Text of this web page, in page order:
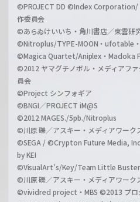
©PROJECT DD ©Index Corporation/
作委員会
©あらゐけいいち・角川書店／東雲研
©Nitroplus/TYPE-MOON・ufotable
©Magica Quartet/Aniplex・Madoka
©2012 ヤマグチノボル・メディアフ
員会
©Project シンフォギア
©BNGI／PROJECT iM@S
©2012 MAGES./5pb./Nitroplus
©川原 礫／アスキー・メディアワー
©SEGA / ©Crypton Future Media,
by KEI
©VisualArt's/Key/Team Little
©川原 礫／アスキー・メディアワーク
©vividred project・MBS ©2013 プロ